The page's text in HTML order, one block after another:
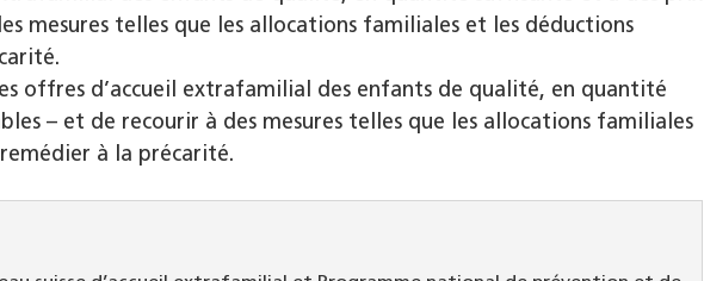
mesures telles que les allocations familiales et les déductions
offres d’accueil extrafamilial des enfants de qualité, en quantité
– et de recourir à des mesures telles que les allocations familiales
à la précarité.